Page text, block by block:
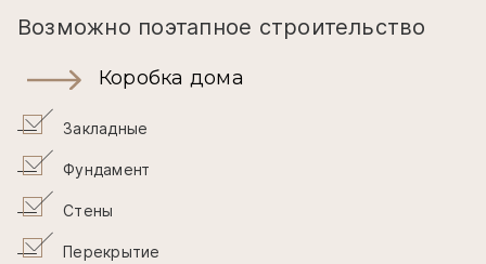
Возможно поэтапное строительство
Коробка дома
Закладные
Фундамент
Стены
Перекрытие